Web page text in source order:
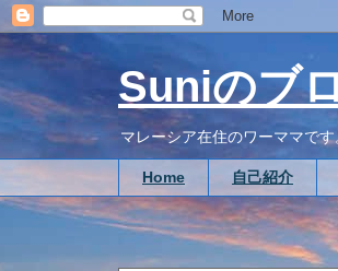
Suniのブ
マレーシア在住のワーママで
Home 自己紹介